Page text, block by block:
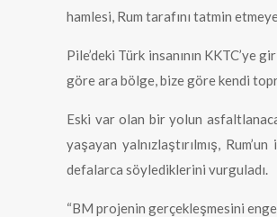
hamlesi, Rum tarafını tatmin
Pile’deki Türk insanının KKTC’ye
göre ara bölge, bize göre kendi
Eski var olan bir yolun
yaşayan yalnızlaştırılmış,
defalarca söylediklerini vurguladı.
“BM projenin gerçekleşmesini